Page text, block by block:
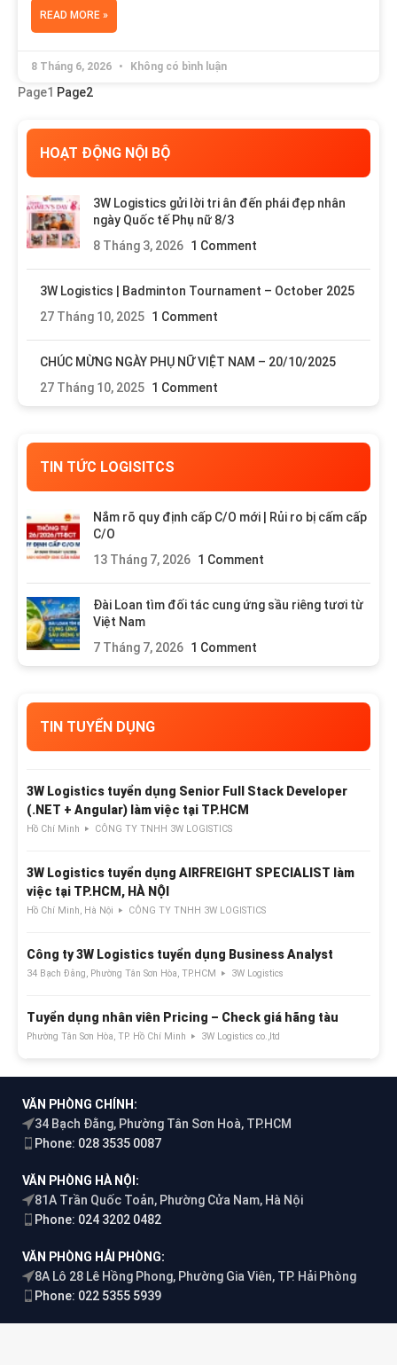
READ MORE »
8 Tháng 6, 2026 Không có bình luận
Page1 Page2
HOẠT ĐỘNG NỘI BỘ
3W Logistics gửi lời tri ân đến phái đẹp nhân
ngày Quốc tế Phụ nữ 8/3
8 Tháng 3, 2026 1 Comment
3W Logistics | Badminton Tournament – October 2025
27 Tháng 10, 2025 1 Comment
CHÚC MỪNG NGÀY PHỤ NỮ VIỆT NAM – 20/10/2025
27 Tháng 10, 2025 1 Comment
TIN TỨC LOGISITCS
Nắm rõ quy định cấp C/O mới | Rủi ro bị cấm cấp
C/O
13 Tháng 7, 2026 1 Comment
Đài Loan tìm đối tác cung ứng sầu riêng tươi từ
Việt Nam
7 Tháng 7, 2026 1 Comment
TIN TUYỂN DỤNG
3W Logistics tuyển dụng Senior Full Stack Developer
(.NET + Angular) làm việc tại TP.HCM
Hồ Chí Minh CÔNG TY TNHH 3W LOGISTICS
3W Logistics tuyển dụng AIRFREIGHT SPECIALIST làm
việc tại TP.HCM, HÀ NỘI
Hồ Chí Minh, Hà Nội CÔNG TY TNHH 3W LOGISTICS
Công ty 3W Logistics tuyển dụng Business Analyst
34 Bạch Đằng, Phường Tân Sơn Hòa, TP.HCM 3W Logistics
Tuyển dụng nhân viên Pricing – Check giá hãng tàu
Phường Tân Sơn Hòa, TP. Hồ Chí Minh 3W Logistics co.,ltd
VĂN PHÒNG CHÍNH:
34 Bạch Đằng, Phường Tân Sơn Hoà, TP.HCM
Phone: 028 3535 0087
VĂN PHÒNG HÀ NỘI:
81A Trần Quốc Toản, Phường Cửa Nam, Hà Nội
Phone: 024 3202 0482
VĂN PHÒNG HẢI PHÒNG:
8A Lô 28 Lê Hồng Phong, Phường Gia Viên, TP. Hải Phòng
Phone: 022 5355 5939